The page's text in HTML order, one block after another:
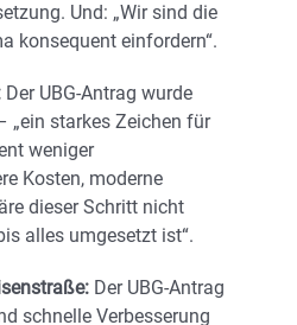
Und: „Wir sind die
konsequent einfordern“.
Der UBG-Antrag wurde
„ein starkes Zeichen für
weniger
Kosten, moderne
dieser Schritt nicht
alles umgesetzt ist“.
Der UBG-Antrag
schnelle Verbesserung